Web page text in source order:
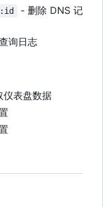
:id
- 删除 DNS 记
询日志
仪表盘数据